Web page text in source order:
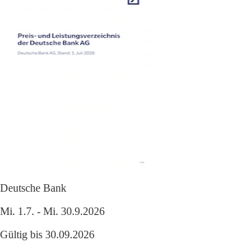
Deutsche Bank
Mi. 1.7. - Mi. 30.9.2026
Gültig bis 30.09.2026